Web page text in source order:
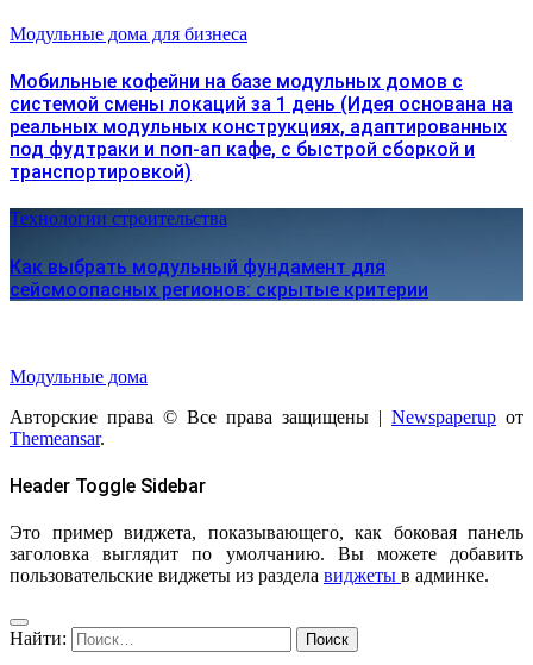
Модульные дома для бизнеса
Мобильные кофейни на базе модульных домов с
системой смены локаций за 1 день (Идея основана на
реальных модульных конструкциях, адаптированных
под фудтраки и поп-ап кафе, с быстрой сборкой и
транспортировкой)
Технологии строительства
Как выбрать модульный фундамент для
сейсмоопасных регионов: скрытые критерии
Модульные дома
Авторские права © Все права защищены | Newspaperup от
Themeansar.
Header Toggle Sidebar
Это пример виджета, показывающего, как боковая панель
заголовка выглядит по умолчанию. Вы можете добавить
пользовательские виджеты из раздела виджеты в админке.
Найти: